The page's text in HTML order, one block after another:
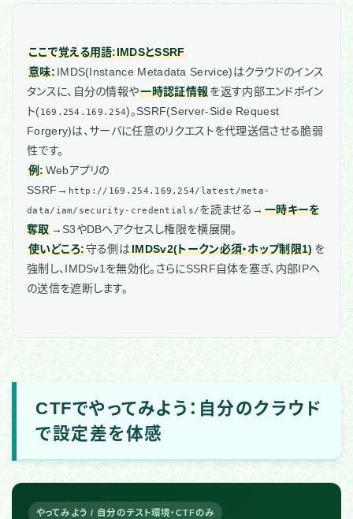
ここで覚える用語:IMDSとSSRF
意味:IMDS(Instance Metadata Service)はクラウドのインス
タンスに、自分の情報や一時認証情報を返す内部エンドポイン
ト(169.254.169.254)。SSRF(Server-Side Request
Forgery)は、サーバに任意のリクエストを代理送信させる脆弱
性です。
例:Webアプリの
SSRF→ http://169.254.169.254/latest/meta-
data/iam/security-credentials/を読ませる→一時キーを
奪取→S3やDBへアクセスし権限を横展開。
使いどころ:守る側はIMDSv2(トークン必須・ホップ制限1)を
強制し、IMDSv1を無効化。さらにSSRF自体を塞ぎ、内部IPへ
の送信を遮断します。
CTFでやってみよう：自分のクラウド
で設定差を体感
やってみよう / 自分のテスト環境・CTFのみ